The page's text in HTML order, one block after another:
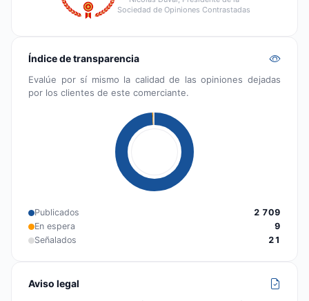
Sociedad de Opiniones Contrastadas
Índice de transparencia
Evalúe por sí mismo la calidad de las opiniones dejadas
por los clientes de este comerciante.
Publicados
2 709
En espera
9
Señalados
21
Aviso legal